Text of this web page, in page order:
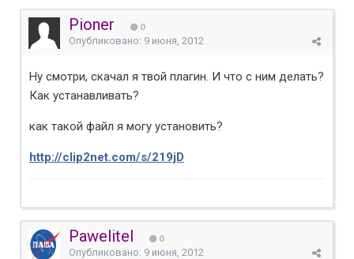
Pioner 0
Опубликовано: 9 июня, 2012
Ну смотри, скачал я твой плагин. И что с ним делать?
Как устанавливать?
как такой файл я могу установить?
http://clip2net.com/s/219jD
Pawelitel 0
Опубликовано: 9 июня, 2012